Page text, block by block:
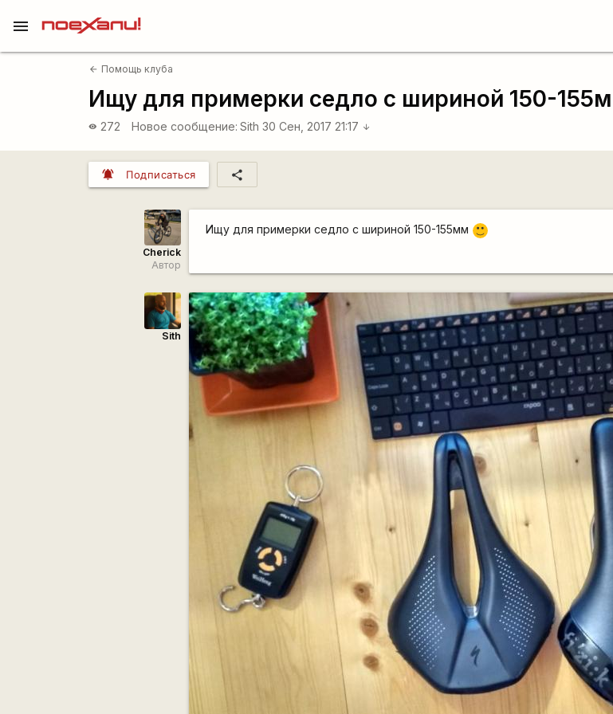
menu
arrow_back Помощь клуба
Ищу для примерки седло с шириной 150-
visibility 272 Новое сообщение: Sith 30 Сен, 2017 21:17 arrow_downward
notifications_active Подписаться share
Cherick
Автор
Ищу для примерки седло с шириной 150-155мм :)
Sith